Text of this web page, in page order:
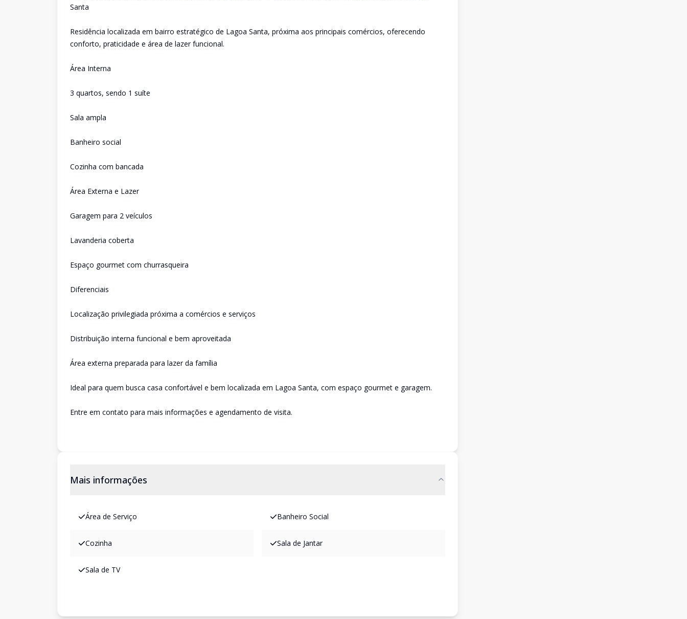
Santa
Residência localizada em bairro estratégico de Lagoa Santa, próxima aos principais comércios, oferecendo
conforto, praticidade e área de lazer funcional.
Área Interna
3 quartos, sendo 1 suíte
Sala ampla
Banheiro social
Cozinha com bancada
Área Externa e Lazer
Garagem para 2 veículos
Lavanderia coberta
Espaço gourmet com churrasqueira
Diferenciais
Localização privilegiada próxima a comércios e serviços
Distribuição interna funcional e bem aproveitada
Área externa preparada para lazer da família
Ideal para quem busca casa confortável e bem localizada em Lagoa Santa, com espaço gourmet e garagem.
Entre em contato para mais informações e agendamento de visita.
Mais informações
Área de Serviço Banheiro Social
Cozinha Sala de Jantar
Sala de TV